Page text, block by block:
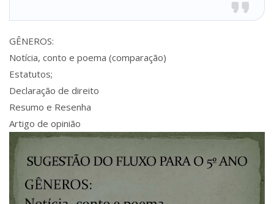
GÊNEROS:
Notícia, conto e poema (comparação)
Estatutos;
Declaração de direito
Resumo e Resenha
Artigo de opinião